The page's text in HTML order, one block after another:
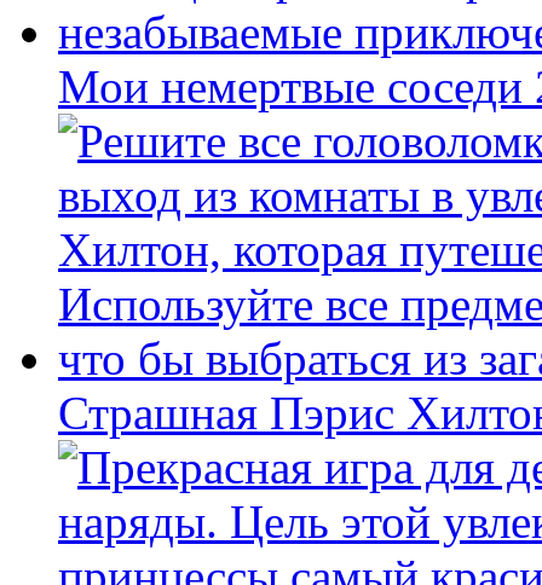
Мои немертвые
Страшная Пэрис